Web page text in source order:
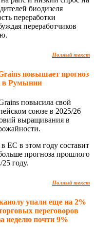
биодизеля
переработки
переработчиков
Полный текст
повышает прогноз
в Румынии
повысила свой
союзе в 2025/26
выращивания в
ЕС в этом году составит
прогноза прошлого
году.
Полный текст
упали еще на 2%
переговоров
неделю почти 9%